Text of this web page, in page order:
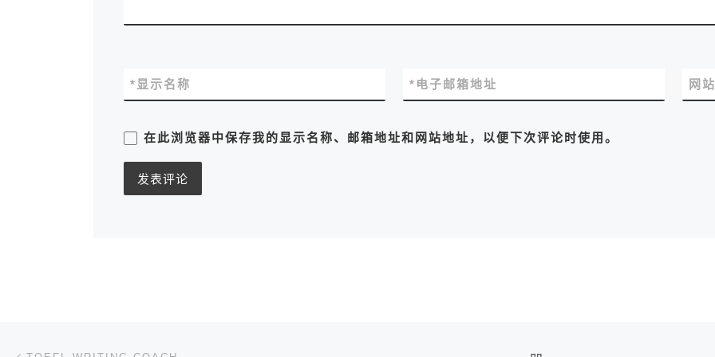
显示名称
* 电子邮箱地址
* 网
在此浏览器中保存我的显示名称、邮箱地址和网站地址，以便下次评论时使用。
文章导航